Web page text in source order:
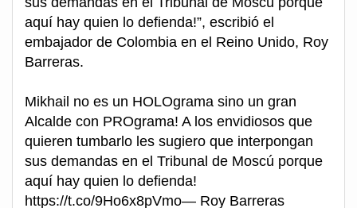
aquí hay quien lo defienda!”, escribió el
embajador de Colombia en el Reino Unido, Roy
Barreras.
Mikhail no es un HOLOgrama sino un gran
Alcalde con PROgrama! A los envidiosos que
quieren tumbarlo les sugiero que interpongan
sus demandas en el Tribunal de Moscú porque
aquí hay quien lo defienda!
https://t.co/9Ho6x8pVmo— Roy Barreras